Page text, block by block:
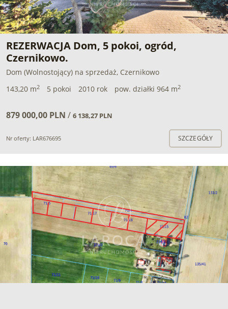
REZERWACJA Dom, 5 pokoi, ogród,
Czernikowo.
Dom (Wolnostojący) na sprzedaż, Czernikowo
143,20 m2 5 pokoi 2010 rok pow. działki 964 m2
879 000,00 PLN / 6 138,27 PLN
Nr oferty: LAR676695 SZCZEGÓŁY